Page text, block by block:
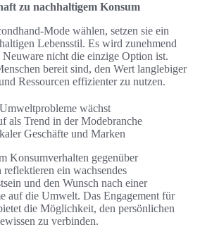
zu nachhaltigem Konsum
Mode wählen, setzen sie ein
Lebensstil. Es wird zunehmend
nicht die einzige Option ist.
bereit sind, den Wert langlebiger
Ressourcen effizienter zu nutzen.
wächst
als Trend in der Modebranche
Geschäfte und Marken
Konsumverhalten gegenüber
reflektieren ein wachsendes
und den Wunsch nach einer
auf die Umwelt. Das Engagement für
die Möglichkeit, den persönlichen
zu verbinden.